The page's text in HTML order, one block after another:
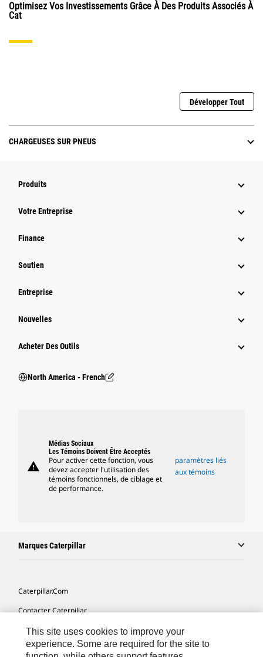
Optimisez Vos Investissements Grâce À Des Produits Associés À
Cat
Développer Tout
CHARGEUSES SUR PNEUS
Produits
Votre Entreprise
Finance
Soutien
Entreprise
Nouvelles
Acheter Des Outils
North America - French
warning
Médias Sociaux
Les Témoins Doivent Être Acceptés
Pour activer cette fonction, vous
devez accepter l'utilisation des
témoins fonctionnels, de ciblage et
de performance.
paramètres liés
aux témoins
Marques Caterpillar
Caterpillar.com
Contacter Caterpillar
Mes Préférences Marketing
Plan Du Site
This site uses cookies to improve your
experience. Some are required for the site to